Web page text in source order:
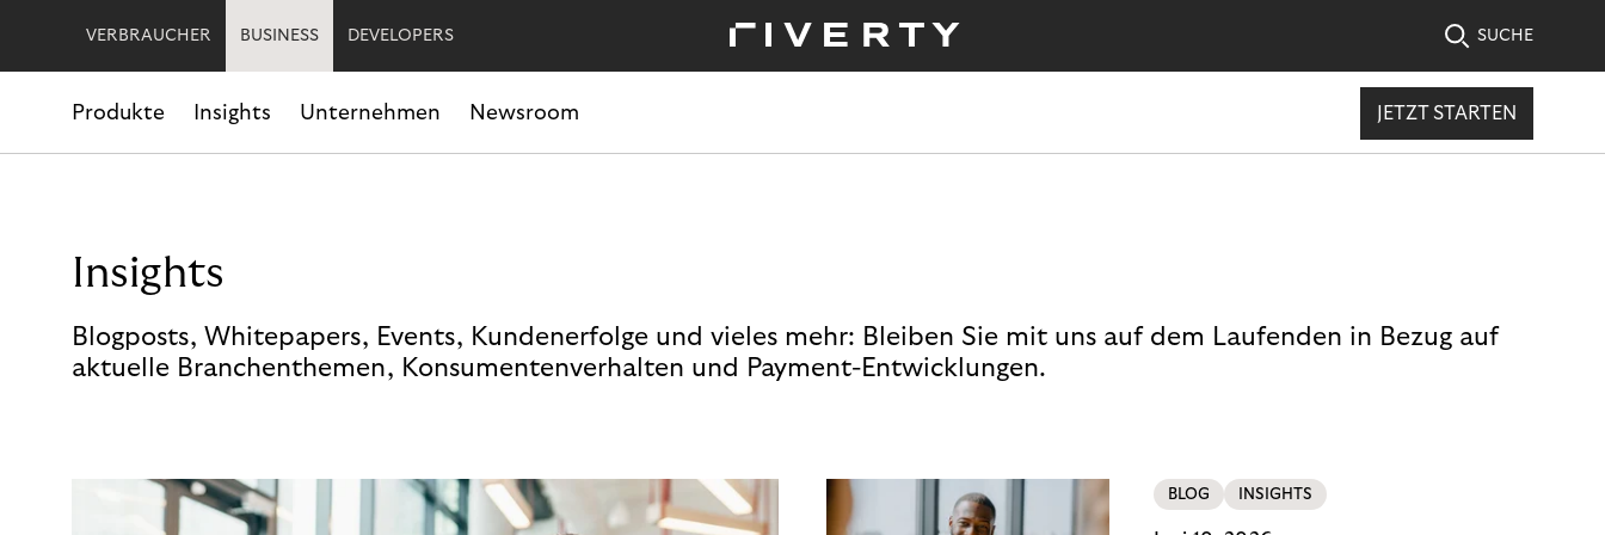
VERBRAUCHER BUSINESS DEVELOPERS SUCHE
Produkte Insights Unternehmen Newsroom JETZT STARTEN
Insights
Blogposts, Whitepapers, Events, Kundenerfolge und vieles mehr: Bleiben Sie mit uns auf dem Laufenden in Bezug auf
aktuelle Branchenthemen, Konsumentenverhalten und Payment-Entwicklungen.
BLOG INSIGHTS